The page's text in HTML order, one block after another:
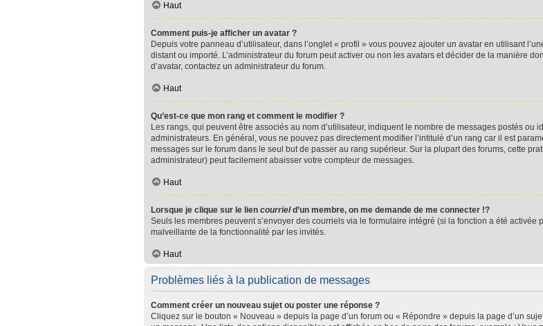
Haut
Comment puis-je afficher un avatar ?
Depuis votre panneau d’utilisateur, dans l’onglet « profil » vous pouvez ajouter un avatar en utilisant
distant ou importé. L’administrateur du forum peut activer ou non les avatars et décider de la manière
d’avatar, contactez un administrateur du forum.
Haut
Qu’est-ce que mon rang et comment le modifier ?
Les rangs, qui peuvent être associés au nom d’utilisateur, indiquent le nombre de messages postés ou
administrateurs. En général, vous ne pouvez pas directement modifier l’intitulé d’un rang car il est
messages sur le forum dans le seul but de passer au rang supérieur. Sur la plupart des forums, cette
administrateur) peut facilement abaisser votre compteur de messages.
Haut
Lorsque je clique sur le lien courrield’un membre, on me demande de me connecter !?
Seuls les membres peuvent s’envoyer des courriels via le formulaire intégré (si la fonction a été activée
malveillante de la fonctionnalité par les invités.
Haut
Problèmes liés à la publication de messages
Comment créer un nouveau sujet ou poster une réponse ?
Cliquez sur le bouton « Nouveau » depuis la page d’un forum ou « Répondre » depuis la page d’un